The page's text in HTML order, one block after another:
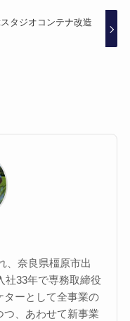
タジオコンテナ改造
、奈良県橿原市出
社33年で専務取締役
ターとして全事業の
、あわせて新事業